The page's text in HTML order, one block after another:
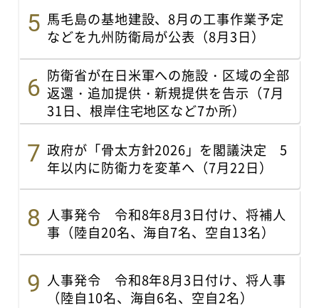
馬毛島の基地建設、8月の工事作業予定
などを九州防衛局が公表（8月3日）
防衛省が在日米軍への施設・区域の全部
返還・追加提供・新規提供を告示（7月
31日、根岸住宅地区など7か所）
政府が「骨太方針2026」を閣議決定 5
年以内に防衛力を変革へ（7月22日）
人事発令 令和8年8月3日付け、将補人
事（陸自20名、海自7名、空自13名）
人事発令 令和8年8月3日付け、将人事
（陸自10名、海自6名、空自2名）